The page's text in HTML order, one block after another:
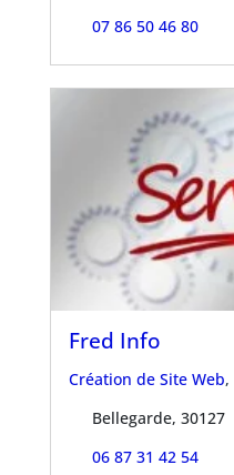
07 86 50 46 80
Fred Info
Création de Site Web,
Bellegarde, 30127
06 87 31 42 54